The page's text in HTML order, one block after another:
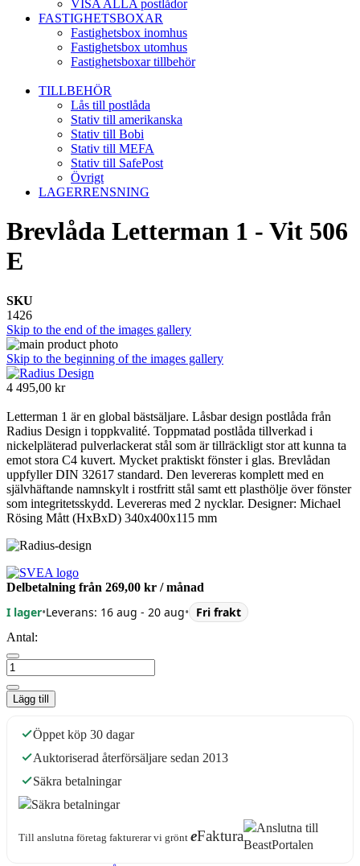
VISA ALLA postlådor
FASTIGHETSBOXAR
Fastighetsbox inomhus
Fastighetsbox utomhus
Fastighetsboxar tillbehör
TILLBEHÖR
Lås till postlåda
Stativ till amerikanska
Stativ till Bobi
Stativ till MEFA
Stativ till SafePost
Övrigt
LAGERRENSNING
Brevlåda Letterman 1 - Vit 506
E
SKU
1426
Skip to the end of the images gallery
Skip to the beginning of the images gallery
4 495,00 kr
Letterman 1 är en global bästsäljare. Låsbar design postlåda från
Radius Design i toppkvalité. Toppmatad postlåda tillverkad i
nickelpläterad pulverlackerat stål som är tillräckligt stor att kunna ta
emot stora C4 kuvert. Mycket praktiskt fönster i glas. Brevlådan
uppfyller DIN 32617 standard. Den levereras komplett med en
självhäftande namnskylt i rostfritt stål samt ett plasthölje över fönster
som integritetsskydd. Levereras med 2 nycklar. Designer: Michael
Rösing Mått (HxBxD) 340x400x115 mm
Delbetalning från 269,00 kr / månad
I lager•Leverans: 16 aug - 20 aug• Fri frakt
Antal:
Lägg till
Öppet köp 30 dagar
Auktoriserad återförsäljare sedan 2013
Säkra betalningar
Till anslutna företag fakturerar vi grönt eFaktura